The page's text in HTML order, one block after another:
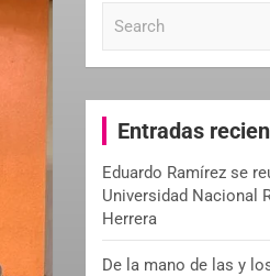
c
Entradas
Eduardo Ramírez se
Universidad Nacional
Herrera
De la mano de las y